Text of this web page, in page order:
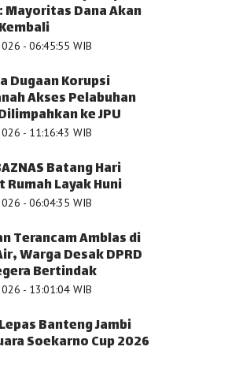
Mayoritas Dana Akan
- 06:45:55 WIB
Dugaan Korupsi
Akses Pelabuhan
ke JPU
- 11:16:43 WIB
Batang Hari
Rumah Layak Huni
- 06:04:35 WIB
Terancam Amblas di
Warga Desak DPRD
Bertindak
- 13:01:04 WIB
Banteng Jambi
Soekarno Cup 2026